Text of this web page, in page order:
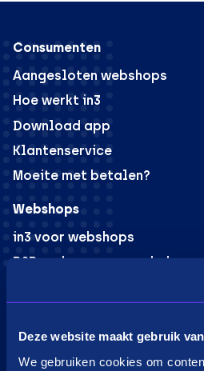
Deze website maakt gebruik
We gebruiken cookies om
Consumenten
Aangesloten webshops
Hoe werkt in3
Download app
Klantenservice
Moeite met betalen?
Webshops
in3 voor webshops
B2B verkoop voor webshops
Marketing materiaal
in3 omzetcalculator